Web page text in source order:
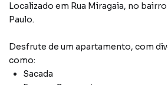
Localizado em Rua Miragaia, no bairro
Paulo.
Desfrute de um apartamento, com
como:
Sacada